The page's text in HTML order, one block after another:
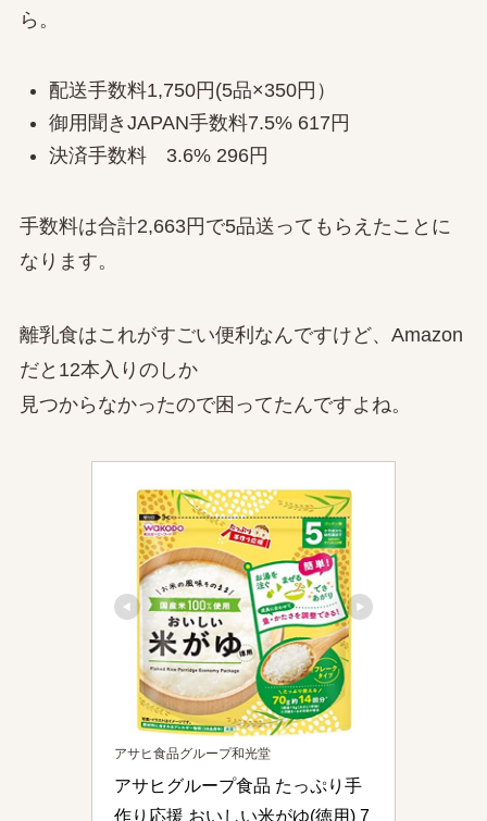
ら。
配送手数料1,750円(5品×350円）
御用聞きJAPAN手数料7.5% 617円
決済手数料 3.6% 296円
手数料は合計2,663円で5品送ってもらえたことに
なります。
離乳食はこれがすごい便利なんですけど、Amazon
だと12本入りのしか
見つからなかったので困ってたんですよね。
アサヒ食品グループ和光堂
アサヒグループ食品 たっぷり手
作り応援 おいしい米がゆ(徳用) 7